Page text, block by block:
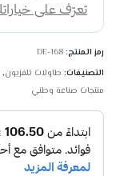
رمز المنتج:DE-168
التصنيفات: طاولات تلفزيون,
منتجات صناعة وطني